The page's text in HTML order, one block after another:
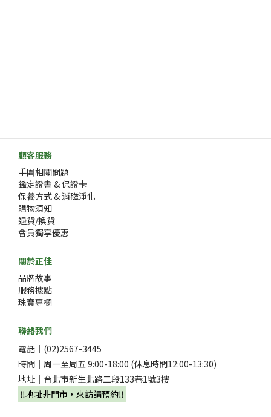
顧客服務
手圍相關問題
鑑定證書 & 保證卡
保養方式 & 消磁淨化
購物須知
退貨/換貨
會員獨享優惠
關於正佳
品牌故事
服務據點
珠寶專欄
聯絡我們
電話｜(02)2567-3445
時間｜周一至周五 9:00-18:00 (休息時間12:00-13:30)
地址｜台北市新生北路二段133巷1號3樓
‼️地址非門市，來訪請預約‼️